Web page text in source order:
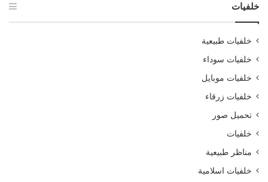
خلفيات
خلفيات طبيعية
خلفيات سوداء
خلفيات موبايل
خلفيات زرقاء
تحميل صور
خلفيات
مناظر طبيعية
خلفيات اسلامية